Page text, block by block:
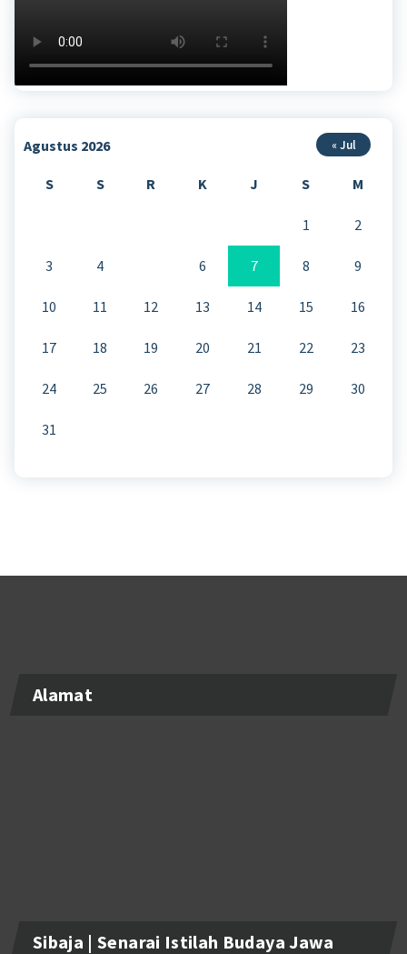
Agustus 2026
S S R K J S M
1 2
3 4 6 7 8 9
10 11 12 13 14 15 16
17 18 19 20 21 22 23
24 25 26 27 28 29 30
31
« Jul
Alamat
Sibaja | Senarai Istilah Budaya Jawa